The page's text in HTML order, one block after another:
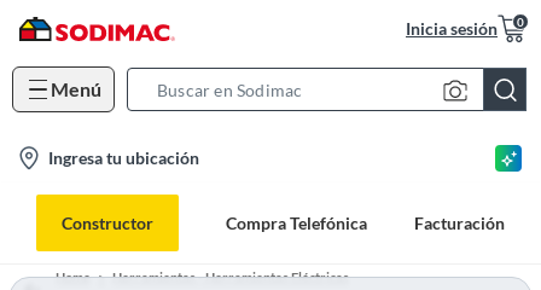
Inicia sesión 0
Menú
c
B
Ingresa tu ubicación
Constructor Compra Telefónica Facturación
Home
Herramientas - Herramientas Eléctricas